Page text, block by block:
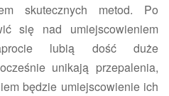
skutecznych metod. Po
się nad umiejscowieniem
lubią dość duże
unikają przepalenia,
będzie umiejscowienie ich